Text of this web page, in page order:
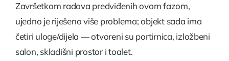
Završetkom radova predviđenih ovom fazom,
ujedno je riješeno više problema; objekt sada ima
četiri uloge/dijela — otvoreni su portirnica, izložbeni
salon, skladišni prostor i toalet.